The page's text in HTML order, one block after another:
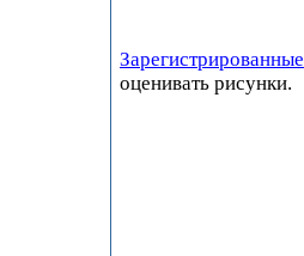
Зарегистрированные
оценивать рисунки.